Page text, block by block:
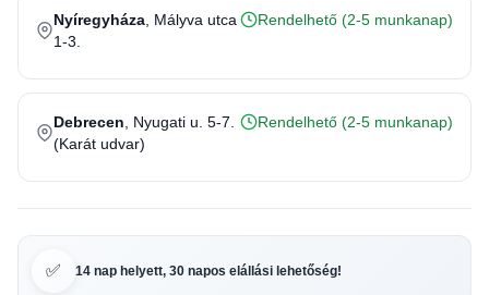
Nyíregyháza , Mályva utca
1-3.
Rendelhető (2-5 munkanap)
Debrecen , Nyugati u. 5-7.
(Karát udvar)
Rendelhető (2-5 munkanap)
✅ 14 nap helyett, 30 napos elállási lehetőség!